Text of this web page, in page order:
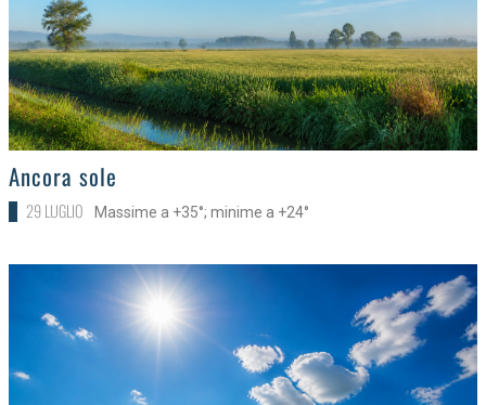
>
Ancora sole
29 LUGLIO Massime a +35°; minime a +24°